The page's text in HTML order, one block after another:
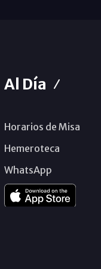
Al Día
Horarios de Misa
Hemeroteca
WhatsApp